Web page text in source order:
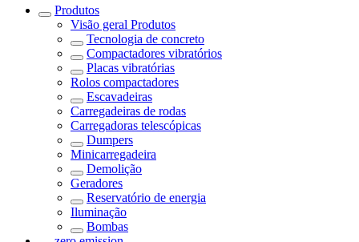
Produtos
Visão geral Produtos
Tecnologia de concreto
Compactadores vibratórios
Placas vibratórias
Rolos compactadores
Escavadeiras
Carregadeiras de rodas
Carregadoras telescópicas
Dumpers
Minicarregadeira
Demolição
Geradores
Reservatório de energia
Iluminação
Bombas